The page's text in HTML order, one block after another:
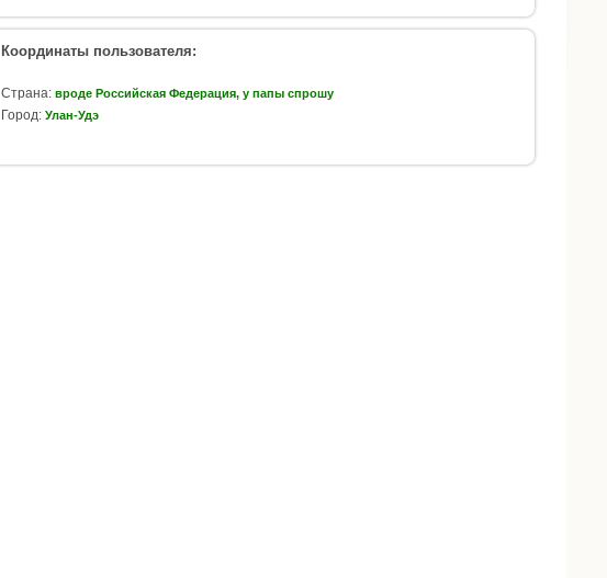
Координаты пользователя:
Страна: вроде Российская Федерация, у папы спрошу
Город: Улан-Удэ